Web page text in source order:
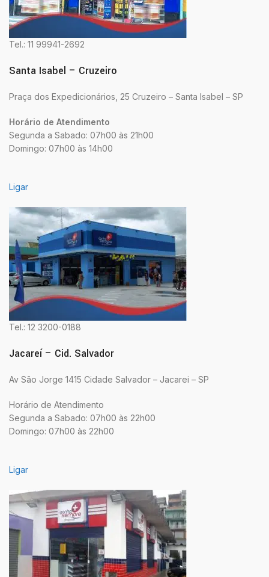
Tel.: 11 99941-2692
Santa Isabel – Cruzeiro
Praça dos Expedicionários, 25 Cruzeiro – Santa Isabel – SP
Horário de Atendimento
Segunda a Sabado: 07h00 às 21h00
Domingo: 07h00 às 14h00
Ligar
Tel.: 12 3200-0188
Jacareí – Cid. Salvador
Av São Jorge 1415 Cidade Salvador – Jacarei – SP
Horário de Atendimento
Segunda a Sabado: 07h00 às 22h00
Domingo: 07h00 às 22h00
Ligar